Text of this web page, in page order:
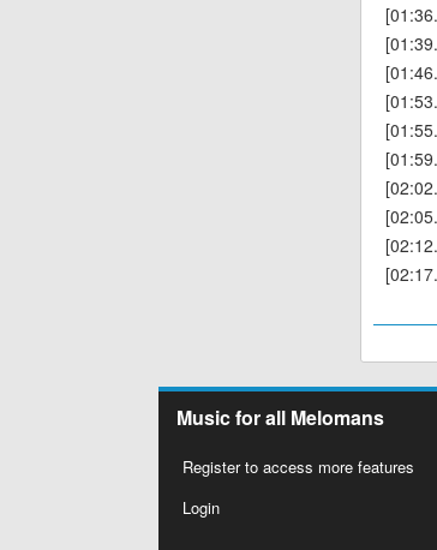
Music for all Melomans
Register to access more features
Login